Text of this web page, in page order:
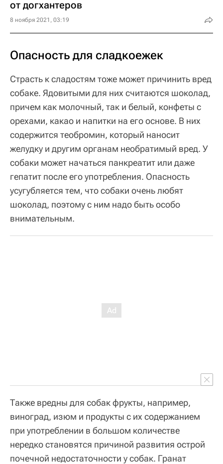
от догхантеров
8 ноября 2021, 03:19
Опасность для сладкоежек
Страсть к сладостям тоже может причинить вред
собаке. Ядовитыми для них считаются шоколад,
причем как молочный, так и белый, конфеты с
орехами, какао и напитки на его основе. В них
содержится теобромин, который наносит
желудку и другим органам необратимый вред. У
собаки может начаться панкреатит или даже
гепатит после его употребления. Опасность
усугубляется тем, что собаки очень любят
шоколад, поэтому с ним надо быть особо
внимательным.
Также вредны для собак фрукты, например,
виноград, изюм и продукты с их содержанием
при употреблении в большом количестве
нередко становятся причиной развития острой
почечной недостаточности у собак. Гранат